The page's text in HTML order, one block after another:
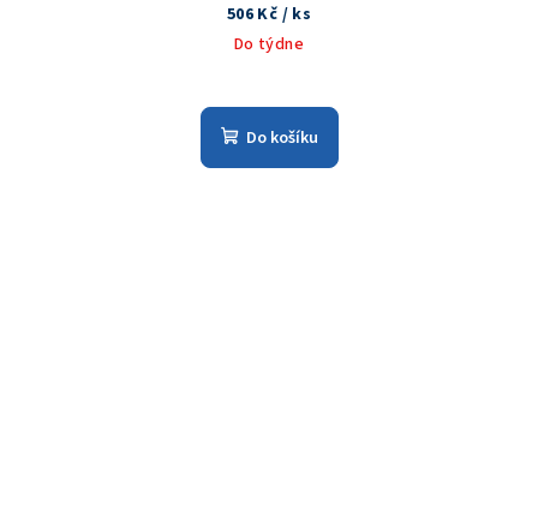
506 Kč / ks
Do týdne
Do košíku